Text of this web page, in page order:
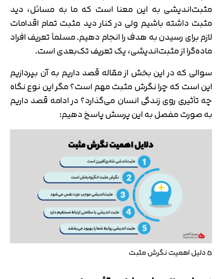
مثبت‌اندیشی به این معنا است که ما به مسائل، دید
مثبت داشته باشیم ولی در کنار دید مثبت تمام اقدامات
لازم برای رسیدن به هدف را انجام دهیم. مسلماً تعریف افراد
ماده‌گرا از مثبت‌اندیشی، یک تعریف تک‌بعدی است.
سوالی که در این بخش از مقاله قصد داریم به آن بپردازیم
این است که چرا نگرش مثبت مهم است؟ مگر این نوع نگاه
چه تأثیری روی زندگی انسان می‌گذارد؟ در ادامه قصد داریم
به صورت مفصل به این پرسش پاسخ دهیم:
5 دلیل اهمیت نگرش مثبت